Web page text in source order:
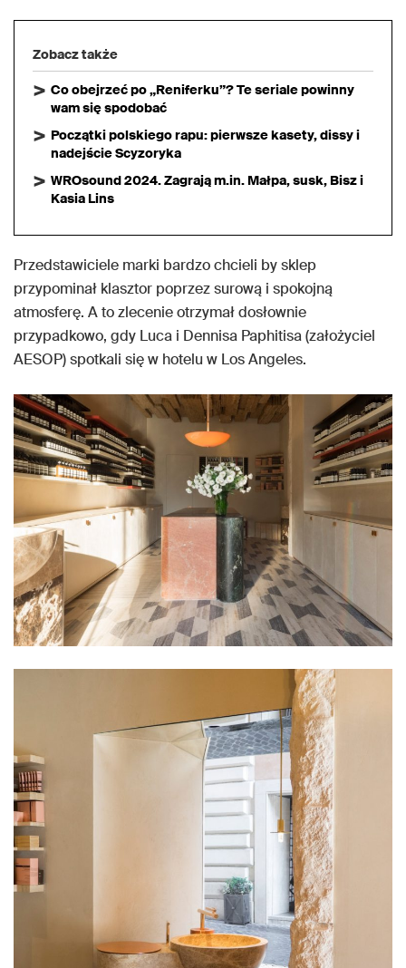
Zobacz także
Co obejrzeć po „Reniferku”? Te seriale powinny
wam się spodobać
Początki polskiego rapu: pierwsze kasety, dissy i
nadejście Scyzoryka
WROsound 2024. Zagrają m.in. Małpa, susk, Bisz i
Kasia Lins
Przedstawiciele marki bardzo chcieli by sklep
przypominał klasztor poprzez surową i spokojną
atmosferę. A to zlecenie otrzymał dosłownie
przypadkowo, gdy Luca i Dennisa Paphitisa (założyciel
AESOP) spotkali się w hotelu w Los Angeles.